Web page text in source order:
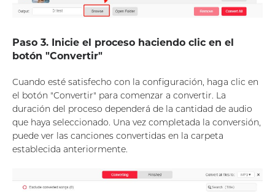
Paso 3. Inicie el proceso haciendo clic en el
botón "Convertir"
Cuando esté satisfecho con la configuración, haga clic en
el botón "Convertir" para comenzar a convertir. La
duración del proceso dependerá de la cantidad de audio
que haya seleccionado. Una vez completada la conversión,
puede ver las canciones convertidas en la carpeta
establecida anteriormente.